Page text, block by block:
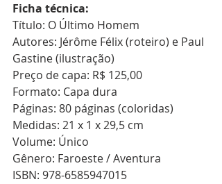
Ficha técnica:
Título: O Último Homem
Autores: Jérôme Félix (roteiro) e Paul
Gastine (ilustração)
Preço de capa: R$ 125,00
Formato: Capa dura
Páginas: 80 páginas (coloridas)
Medidas: 21 x 1 x 29,5 cm
Volume: Único
Gênero: Faroeste / Aventura
ISBN: 978-6585947015